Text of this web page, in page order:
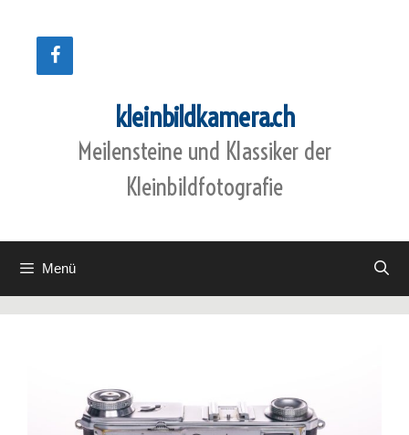
springen
kleinbildkamera.ch
Meilensteine und Klassiker der
Kleinbildfotografie
Menü